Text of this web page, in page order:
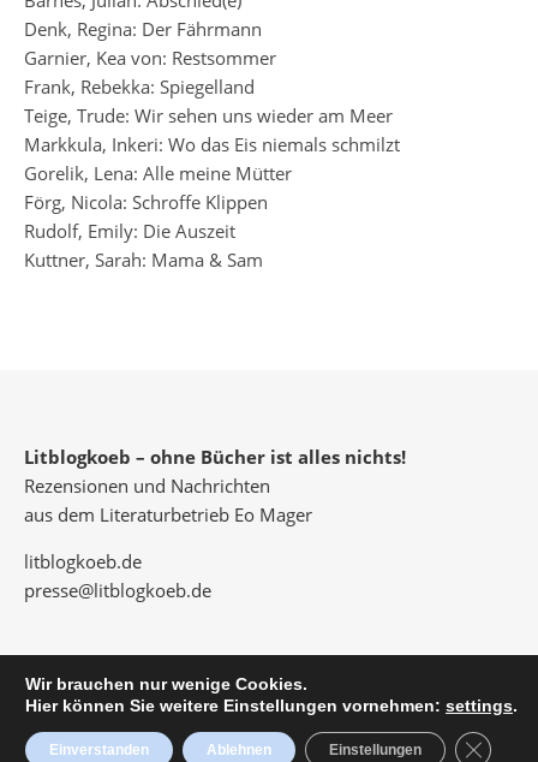
Denk, Regina: Der Fährmann
Garnier, Kea von: Restsommer
Frank, Rebekka: Spiegelland
Teige, Trude: Wir sehen uns wieder am Meer
Markkula, Inkeri: Wo das Eis niemals schmilzt
Gorelik, Lena: Alle meine Mütter
Förg, Nicola: Schroffe Klippen
Rudolf, Emily: Die Auszeit
Kuttner, Sarah: Mama & Sam
Litblogkoeb – ohne Bücher ist alles nichts!
Rezensionen und Nachrichten
aus dem Literaturbetrieb Eo Mager
litblogkoeb.de
presse@litblogkoeb.de
© 2026 Eo Mager
Savona Theme by
Optima Themes
Wir brauchen nur wenige Cookies.
Hier können Sie weitere Einstellungen vornehmen: settings.
Einverstanden Ablehnen Einstellungen Close